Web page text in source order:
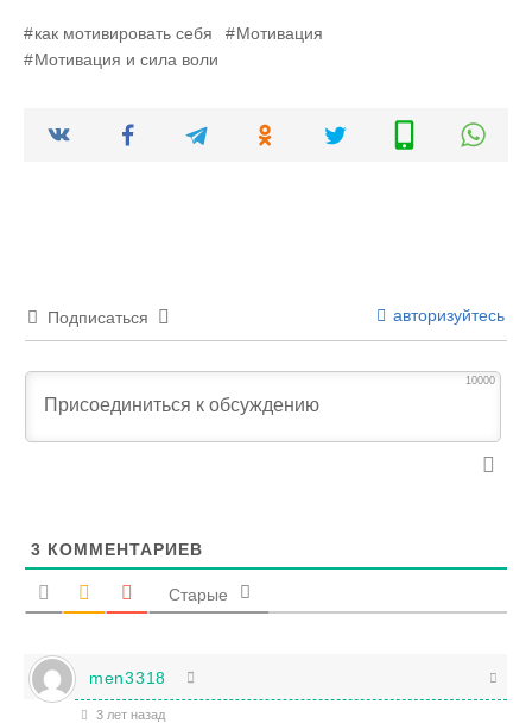
как мотивировать себя
Мотивация
Мотивация и сила воли
Подписаться авторизуйтесь
10000
3 КОММЕНТАРИЕВ
Старые
men3318
3 лет назад